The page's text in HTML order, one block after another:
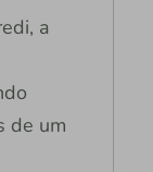
a
de um